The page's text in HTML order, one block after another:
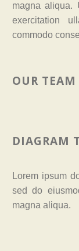
magna aliqua.
exercitation
commodo
OUR TEAM
DIAGRAM
Lorem ipsum
sed do
magna aliqua.